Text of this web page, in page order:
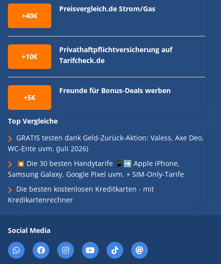
+40€
Preisvergleich.de Strom/Gas
+10€
Privathaftpflichtversicherung auf
Tarifcheck.de
+5€
Freunde für Bonus-Deals werben
Top Vergleiche
GRATIS testen dank Geld-Zurück-Aktion: Valess, Axe Deo,
WC-Ente uvm. (Juli 2026)
💥 Die 30 besten Handytarife 📱➡️ Apple iPhone,
Samsung Galaxy, Google Pixel uvm. + SIM-Only-Tarife
Die besten kostenlosen Kreditkarten - mit
Kredikartenrechner
Social Media